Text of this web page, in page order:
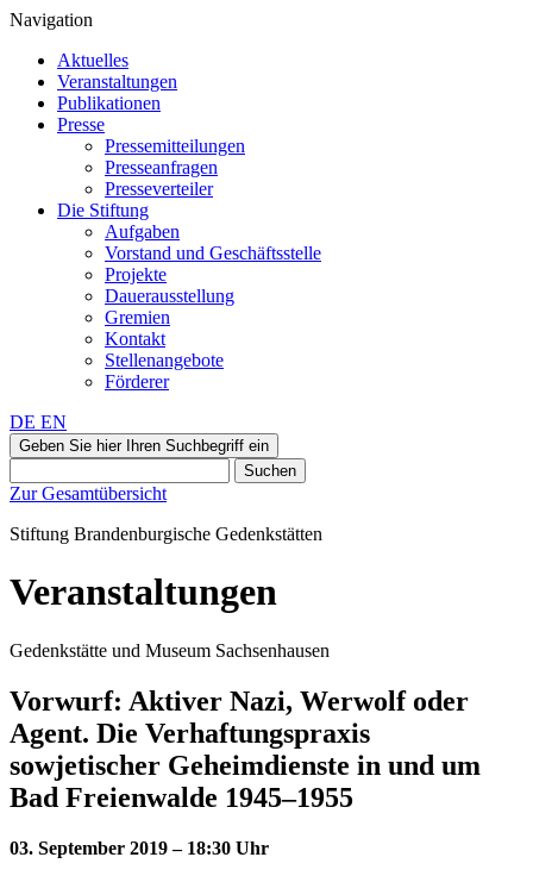
Navigation
Aktuelles
Veranstaltungen
Publikationen
Presse
Pressemitteilungen
Presseanfragen
Presseverteiler
Die Stiftung
Aufgaben
Vorstand und Geschäftsstelle
Projekte
Dauerausstellung
Gremien
Kontakt
Stellenangebote
Förderer
DE EN
Geben Sie hier Ihren Suchbegriff ein
Suchen
Zur Gesamtübersicht
Stiftung Brandenburgische Gedenkstätten
Veranstaltungen
Gedenkstätte und Museum Sachsenhausen
Vorwurf: Aktiver Nazi, Werwolf oder
Agent. Die Verhaftungspraxis
sowjetischer Geheimdienste in und um
Bad Freienwalde 1945–1955
03. September 2019 – 18:30 Uhr